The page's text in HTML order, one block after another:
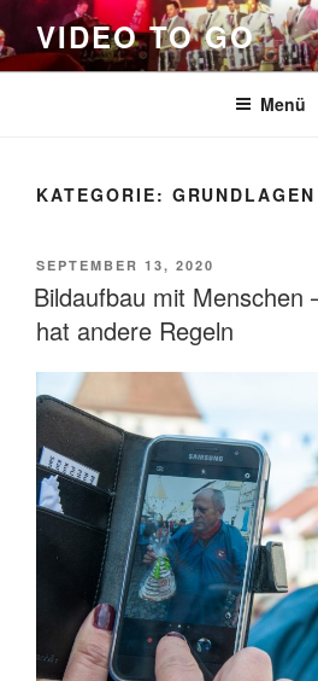
Zum
Inhalt
springen
VIDEO TO GO
Menü
KATEGORIE: GRUNDLAGEN
VERÖFFENTLICHT
AM
SEPTEMBER 13, 2020
Bildaufbau mit Menschen
hat andere Regeln